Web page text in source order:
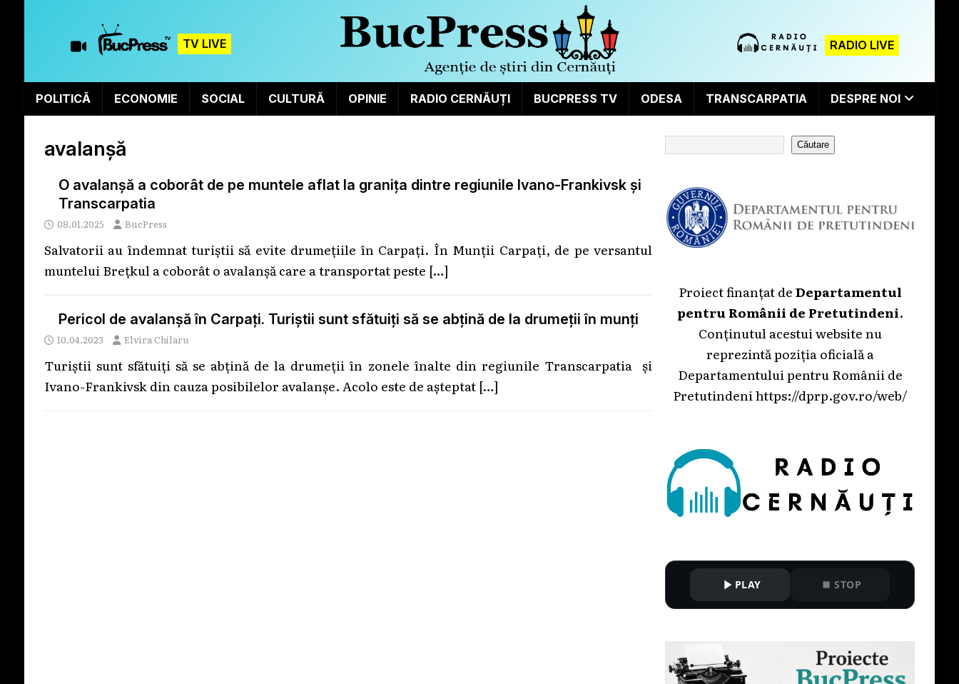
TV LIVE RADIO LIVE
POLITICĂ ECONOMIE SOCIAL CULTURĂ OPINIE RADIO CERNĂUȚI BUCPRESS TV ODESA TRANSCARPATIA DESPRE NOI
avalanșă
O avalanșă a coborât de pe muntele aflat la granița dintre regiunile Ivano-Frankivsk și
Transcarpatia
08.01.2025 BucPress
Salvatorii au îndemnat turiștii să evite drumețiile în Carpați. În Munții Carpați, de pe versantul
muntelui Brețkul a coborât o avalanșă care a transportat peste […]
Pericol de avalanșă în Carpați. Turiștii sunt sfătuiți să se abțină de la drumeții în munți
10.04.2023 Elvira Chilaru
Turiștii sunt sfătuiți să se abțină de la drumeții în zonele înalte din regiunile Transcarpatia și
Ivano-Frankivsk din cauza posibilelor avalanșe. Acolo este de așteptat […]
Căutare
Proiect finanțat deDepartamentul
pentru Românii de Pretutindeni.
Conținutul acestui website nu
reprezintă poziția oficială a
Departamentului pentru Românii de
Pretutindenihttps://dprp.gov.ro/web/
PLAY STOP